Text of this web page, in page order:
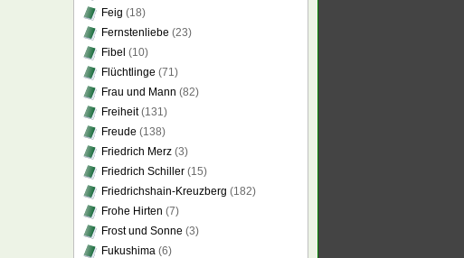
Feig (18)
Fernstenliebe (23)
Fibel (10)
Flüchtlinge (71)
Frau und Mann (82)
Freiheit(131)
Freude (138)
Friedrich Merz (3)
Friedrich Schiller (15)
Friedrichshain-Kreuzberg (182)
Frohe Hirten (7)
Frost und Sonne (3)
Fukushima (6)